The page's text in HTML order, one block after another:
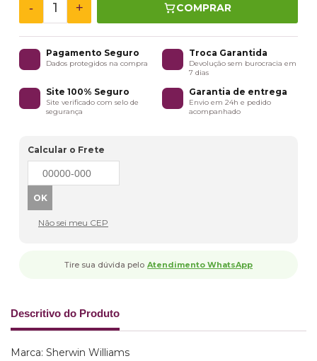
- + COMPRAR
Pagamento Seguro
Dados protegidos na compra
Troca Garantida
Devolução sem burocracia em
7 dias
Site 100% Seguro
Site verificado com selo de
segurança
Garantia de entrega
Envio em 24h e pedido
acompanhado
Calcular o Frete
Não sei meu CEP
Tire sua dúvida pelo Atendimento WhatsApp
Descritivo do Produto
Marca: Sherwin Williams